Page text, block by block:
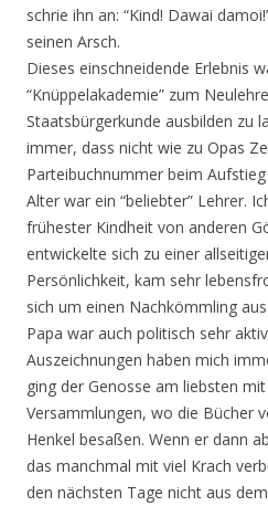
schrie ihn an: “Kind! Dawai
seinen Arsch.
Dieses einschneidende Erlebnis
“Knüppelakademie” zum
Staatsbürgerkunde ausbilden zu
immer, dass nicht wie zu Opas
Parteibuchnummer beim
Alter war ein “beliebter” Lehrer.
frühester Kindheit von anderen
entwickelte sich zu einer
Persönlichkeit, kam sehr
sich um einen Nachkömmling
Papa war auch politisch sehr
Auszeichnungen haben mich
ging der Genosse am liebsten
Versammlungen, wo die Bücher
Henkel besaßen. Wenn er dann
das manchmal mit viel Krach
den nächsten Tage nicht aus